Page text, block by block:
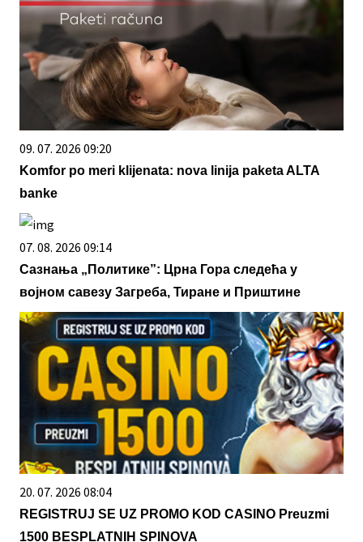
09. 07. 2026 09:20
Komfor po meri klijenata: nova linija paketa ALTA
banke
07. 08. 2026 09:14
Сазнања „Политике”: Црна Гора следећа у
војном савезу Загреба, Тиране и Приштине
20. 07. 2026 08:04
REGISTRUJ SE UZ PROMO KOD CASINO Preuzmi
1500 BESPLATNIH SPINOVA